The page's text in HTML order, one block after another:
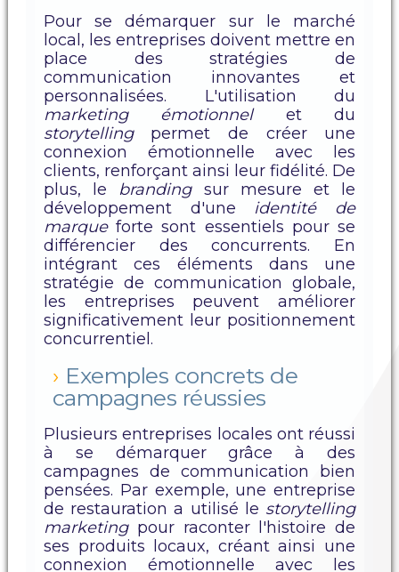
Pour se démarquer sur le marché
local, les entreprises doivent mettre en
place des stratégies de
communication innovantes et
personnalisées. L'utilisation du
marketing émotionnelet du
storytellingpermet de créer une
connexion émotionnelle avec les
clients, renforçant ainsi leur fidélité. De
plus, le brandingsur mesure et le
développement d'une identité de
marqueforte sont essentiels pour se
différencier des concurrents. En
intégrant ces éléments dans une
stratégie de communication globale,
les entreprises peuvent améliorer
significativement leur positionnement
concurrentiel.
Exemples concrets de
campagnes réussies
Plusieurs entreprises locales ont réussi
à se démarquer grâce à des
campagnes de communication bien
pensées. Par exemple, une entreprise
de restauration a utilisé le storytelling
marketingpour raconter l'histoire de
ses produits locaux, créant ainsi une
connexion émotionnelle avec les